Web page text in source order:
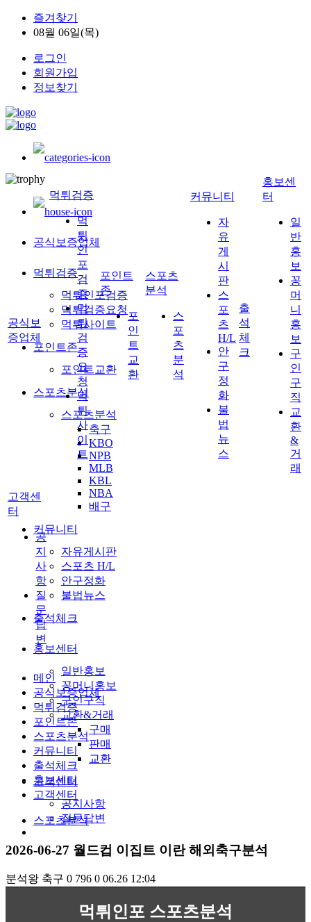
즐겨찾기
08월 06일(목)
로그인
회원가입
정보찾기
공식보증업체
먹튀검증
먹튀인포검증
먹튀검증요청
먹튀사이트
포인트존
포인트교환
스포츠분석
스포츠분석
축구
KBO
NPB
MLB
KBL
NBA
배구
커뮤니티
자유게시판
스포츠 H/L
안구정화
불법뉴스
출석체크
홍보센터
일반홍보
꽁머니홍보
구인구직
교환&거래
구매
판매
교환
고객센터
공지사항
질문답변
공식보
증업체
먹튀검증
먹
튀
인
포
검
증
먹
튀
검
증
요
청
먹
튀
사
이
트
포인트
존
포
인
트
교
환
스포츠
분석
스
포
츠
분
석
커뮤니티
자
유
게
시
판
스
포
츠
H/L
안
구
정
화
불
법
뉴
스
출
석
체
크
홍보센
터
일
반
홍
보
꽁
머
니
홍
보
구
인
구
직
교
환
&
거
래
고객센
터
공
지
사
항
질
문
답
변
메인
공식보증업체
먹튀검증
포인트존
스포츠분석
커뮤니티
출석체크
홍보센터
고객센터
스포츠분석
2026-06-27 월드컵 이집트 이란 해외축구분석
분석왕 축구 0 796 0 06.26 12:04
먹튀인포 스포츠분석